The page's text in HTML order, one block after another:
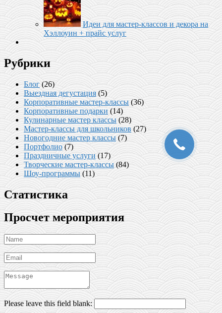
Идеи для мастер-классов и декора на
Хэллоуин + прайс услуг
Рубрики
Блог (26)
Выездная дегустация (5)
Корпоративные мастер-классы (36)
Корпоративные подарки(14)
Кулинарные мастер классы(28)
Мастер-классы для школьников (27)
Новогодние мастер классы (7)
Портфолио(7)
Праздничные услуги (17)
Творческие мастер-классы (84)
Шоу-программы (11)
Статистика
Просчет мероприятия
Please leave this field blank: